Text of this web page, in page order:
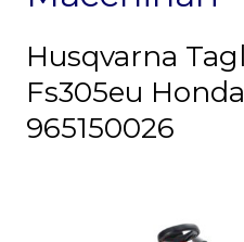
Husqvarna
Fs305eu
965150026